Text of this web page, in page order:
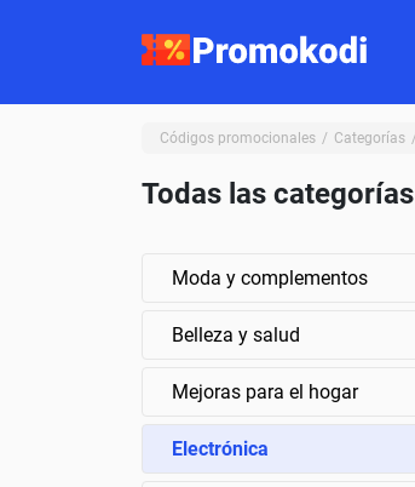
Códigos promocionales Categorías
Todas las categorías
Moda y complementos
Belleza y salud
Mejoras para el hogar
Electrónica